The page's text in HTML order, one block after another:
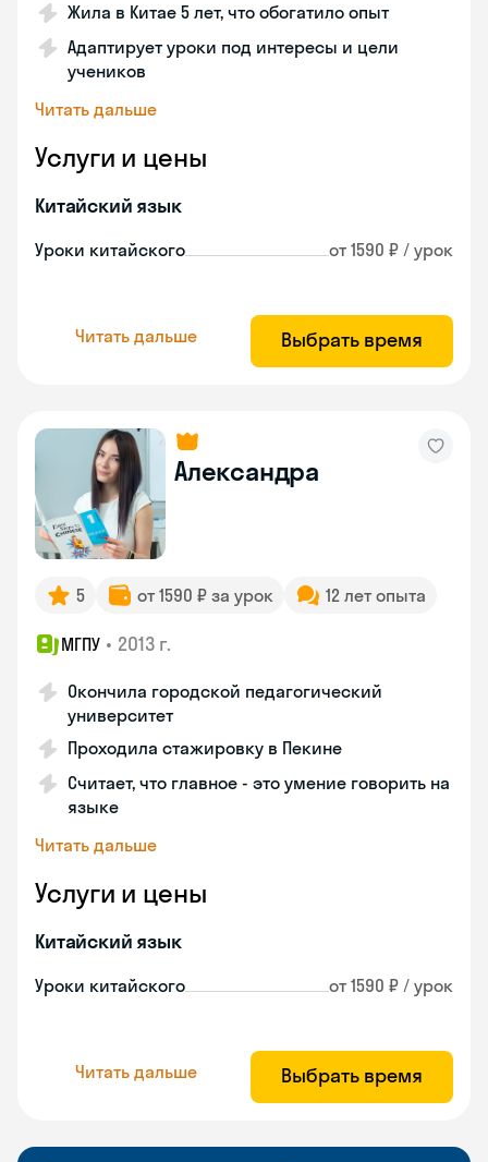
Жила в Китае 5 лет, что обогатило опыт
Адаптирует уроки под интересы и цели
учеников
Читать дальше
Услуги и цены
Китайский язык
Уроки китайского от 1590 ₽ / урок
Читать дальше Выбрать время
Александра
5 от 1590 ₽ за урок 12 лет опыта
МГПУ • 2013 г.
Окончила городской педагогический
университет
Проходила стажировку в Пекине
Считает, что главное - это умение говорить на
языке
Читать дальше
Услуги и цены
Китайский язык
Уроки китайского от 1590 ₽ / урок
Читать дальше Выбрать время